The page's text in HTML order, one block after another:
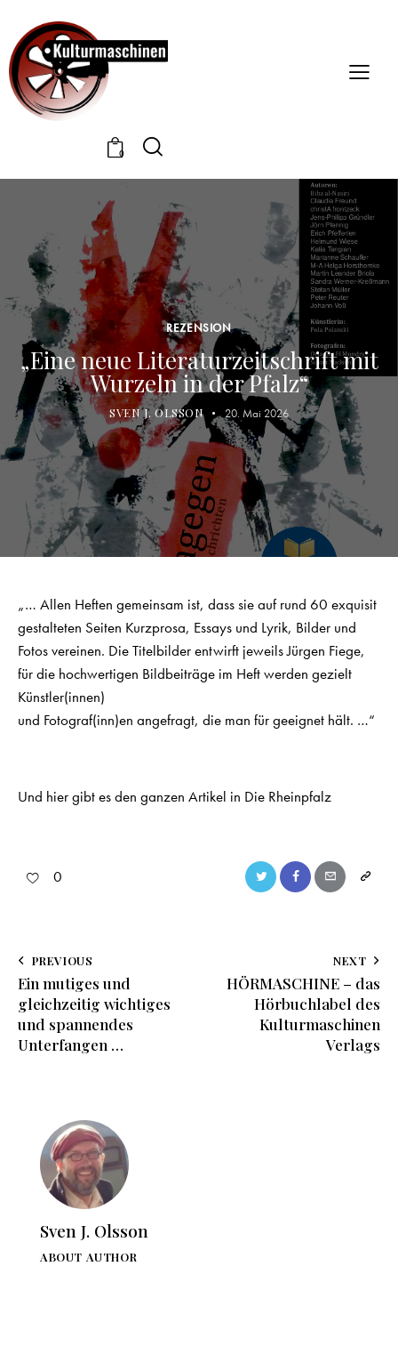
0
REZENSION
„Eine neue Literaturzeitschrift mit
Wurzeln in der Pfalz“
SVEN J. OLSSON 20. Mai 2026
„… Allen Heften gemeinsam ist, dass sie auf rund 60 exquisit
gestalteten Seiten Kurzprosa, Essays und Lyrik, Bilder und
Fotos vereinen. Die Titelbilder entwirft jeweils Jürgen Fiege,
für die hochwertigen Bildbeiträge im Heft werden gezielt
Künstler(innen)
und Fotograf(inn)en angefragt, die man für geeignet hält. …“
Und hier gibt es den ganzen Artikel in Die Rheinpfalz
0
PREVIOUS
Ein mutiges und
gleichzeitig wichtiges
und spannendes
Unterfangen …
NEXT
HÖRMASCHINE – das
Hörbuchlabel des
Kulturmaschinen
Verlags
Sven J. Olsson
ABOUT AUTHOR